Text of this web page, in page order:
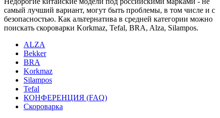
самый лучший вариант, могут быть проблемы, в том числе и с
безопасностью. Как альтернатива в средней категории можно
поискать скороварки Korkmaz, Tefal, BRA, Alza, Silampos.
ALZA
Bekker
BRA
Korkmaz
Silampos
Tefal
КОНФЕРЕНЦИЯ (FAQ)
Скороварка